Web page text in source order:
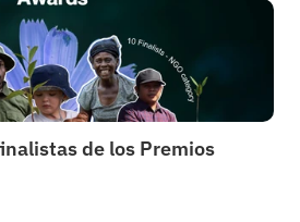
de los Premios